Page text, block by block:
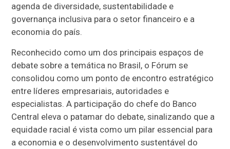
agenda de diversidade, sustentabilidade e
governança inclusiva para o setor financeiro e a
economia do país.
Reconhecido como um dos principais espaços de
debate sobre a temática no Brasil, o Fórum se
consolidou como um ponto de encontro estratégico
entre líderes empresariais, autoridades e
especialistas. A participação do chefe do Banco
Central eleva o patamar do debate, sinalizando que a
equidade racial é vista como um pilar essencial para
a economia e o desenvolvimento sustentável do